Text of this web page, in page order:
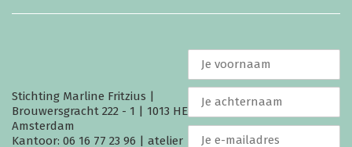
Stichting Marline Fritzius |
Brouwersgracht 222 - 1 | 1013 HE
Amsterdam
Kantoor: 06 16 77 23 96 | atelier